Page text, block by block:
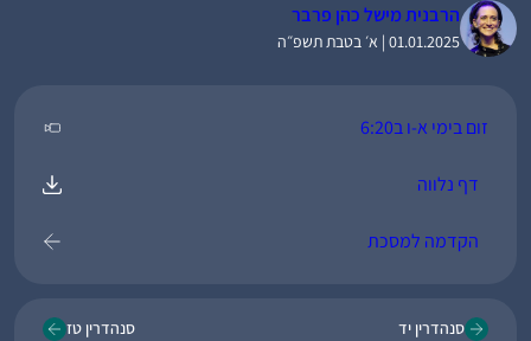
הרבנית מישל כהן פרבר
01.01.2025 | א׳ בטבת תשפ״ה
זום בימי א-ו ב6:20
דף נלווה
הקדמה למסכת
סנהדרין יד סנהדרין טז